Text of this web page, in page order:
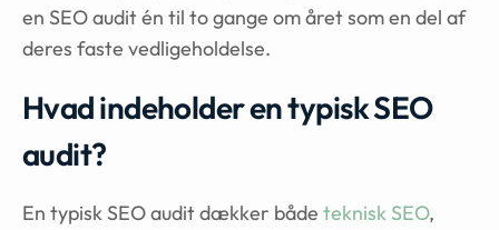
en SEO audit én til to gange om året som en del af
deres faste vedligeholdelse.
Hvad indeholder en typisk SEO
audit?
En typisk SEO audit dækker både teknisk SEO,